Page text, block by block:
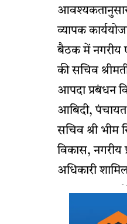
व्यापक
बैठक में नगरीय
की सचिव
आपदा प्रबंधन
आबिदी, पंचायत
सचिव श्री भीम
विकास, नगरीय
अधिकारी
-